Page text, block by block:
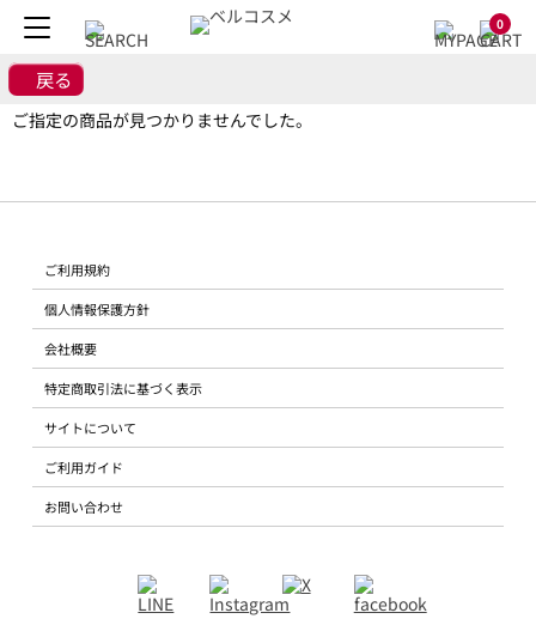
0
戻る
ご指定の商品が見つかりませんでした。
ご利用規約
個人情報保護方針
会社概要
特定商取引法に基づく表示
サイトについて
ご利用ガイド
お問い合わせ